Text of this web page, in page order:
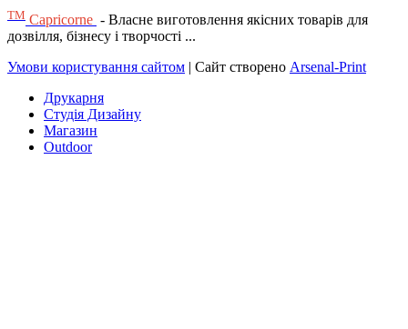
ТМ Capricorne - Власне виготовлення якісних товарів для
дозвілля, бізнесу і творчості ...
Умови користування сайтом | Сайт створено Arsenal-Print
Друкарня
Студія Дизайну
Магазин
Outdoor